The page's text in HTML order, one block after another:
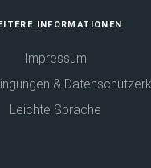
INFORMATIONEN
Impressum
&
Leichte Sprache